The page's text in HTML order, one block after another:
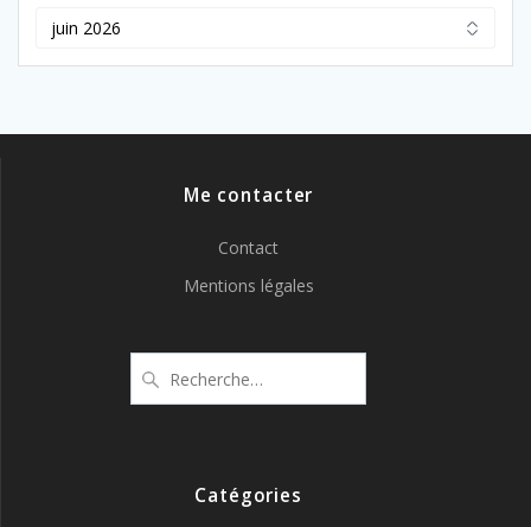
Me contacter
Contact
Mentions légales
pour
Catégories